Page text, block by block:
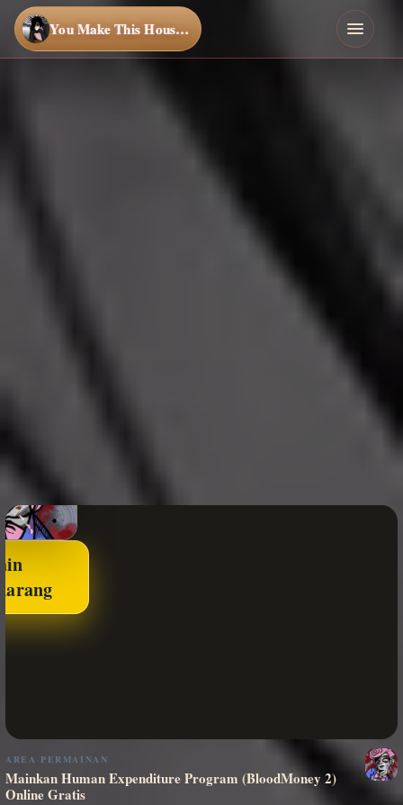
You Make This House a Home
AREA PERMAINAN
Mainkan Human Expenditure Program (BloodMoney 2)
Online Gratis